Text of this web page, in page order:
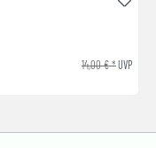
14,00 € *UVP